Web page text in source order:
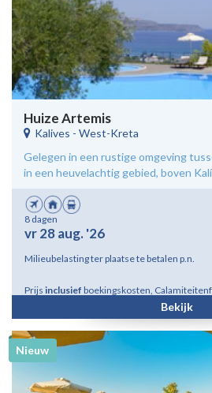
Huize Artemis
Kalives - West-Kreta
Gelegen in een rustige omgeving
in een heuvelachtig gebied, boven
8 dagen
vr 28 aug. '26
Milieubelasting ter plaatse te betalen p.n.
Prijs inclusief boekingskosten,
Bekijk
Nieuw